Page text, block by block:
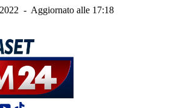
- Aggiornato alle 17:18